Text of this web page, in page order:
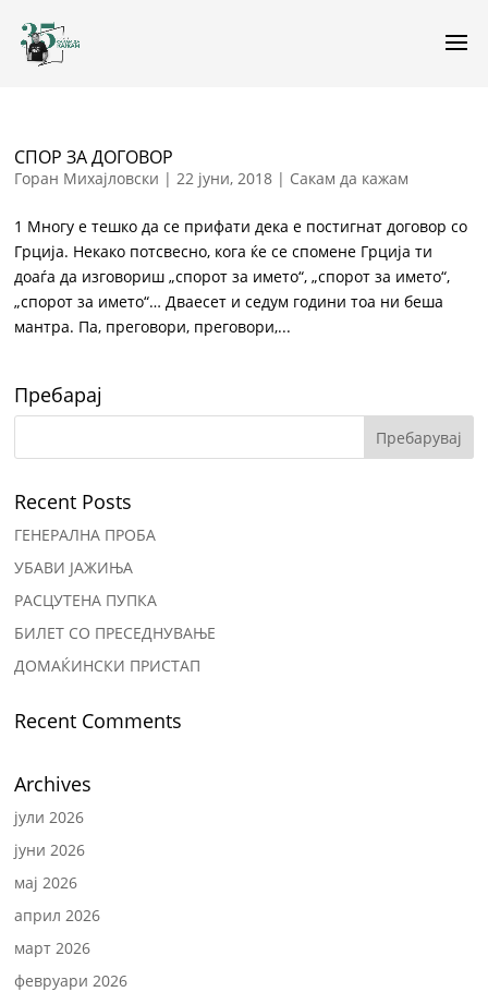
СПОР ЗА ДОГОВОР
Горан Михајловски |22 јуни, 2018 | Сакам да кажам
1 Многу е тешко да се прифати дека е постигнат договор со
Грција. Некако потсвесно, кога ќе се спомене Грција ти
доаѓа да изговориш „спорот за името“, „спорот за името“,
„спорот за името“… Дваесет и седум години тоа ни беша
мантра. Па, преговори, преговори,...
Пребарај
Recent Posts
ГЕНЕРАЛНА ПРОБА
УБАВИ ЈАЖИЊА
РАСЦУТЕНА ПУПКА
БИЛЕТ СО ПРЕСЕДНУВАЊЕ
ДОМАЌИНСКИ ПРИСТАП
Recent Comments
Archives
јули 2026
јуни 2026
мај 2026
април 2026
март 2026
февруари 2026